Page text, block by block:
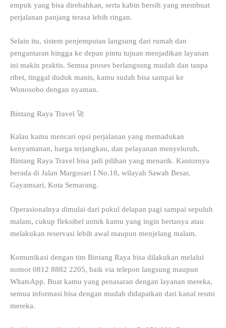
empuk yang bisa direbahkan, serta kabin bersih yang membuat
perjalanan panjang terasa lebih ringan.
Selain itu, sistem penjemputan langsung dari rumah dan
pengantaran hingga ke depan pintu tujuan menjadikan layanan
ini makin praktis. Semua proses berlangsung mudah dan tanpa
ribet, tinggal duduk manis, kamu sudah bisa sampai ke
Wonosobo dengan nyaman.
Bintang Raya Travel 🚀
Kalau kamu mencari opsi perjalanan yang memadukan
kenyamanan, harga terjangkau, dan pelayanan menyeluruh,
Bintang Raya Travel bisa jadi pilihan yang menarik. Kantornya
berada di Jalan Margosari I No.18, wilayah Sawah Besar,
Gayamsari, Kota Semarang.
Operasionalnya dimulai dari pukul delapan pagi sampai sepuluh
malam, cukup fleksibel untuk kamu yang ingin bertanya atau
melakukan reservasi lebih awal maupun menjelang malam.
Komunikasi dengan tim Bintang Raya bisa dilakukan melalui
nomor 0812 8882 2205, baik via telepon langsung maupun
WhatsApp. Buat kamu yang penasaran dengan layanan mereka,
semua informasi bisa dengan mudah didapatkan dari kanal resmi
mereka.